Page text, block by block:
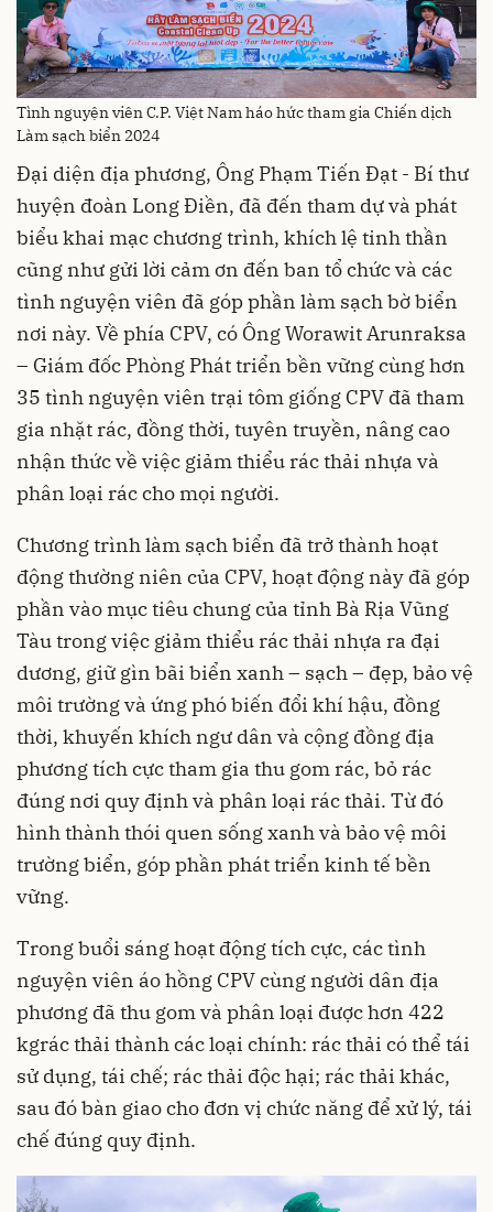
Tình nguyện viên C.P. Việt Nam háo hức tham gia Chiến dịch
Làm sạch biển 2024
Đại diện địa phương, Ông Phạm Tiến Đạt - Bí thư
huyện đoàn Long Điền, đã đến tham dự và phát
biểu khai mạc chương trình, khích lệ tinh thần
cũng như gửi lời cảm ơn đến ban tổ chức và các
tình nguyện viên đã góp phần làm sạch bờ biển
nơi này. Về phía CPV, có Ông Worawit Arunraksa
– Giám đốc Phòng Phát triển bền vững cùng hơn
35 tình nguyện viên trại tôm giống CPV đã tham
gia nhặt rác, đồng thời, tuyên truyền, nâng cao
nhận thức về việc giảm thiểu rác thải nhựa và
phân loại rác cho mọi người.
Chương trình làm sạch biển đã trở thành hoạt
động thường niên của CPV, hoạt động này đã góp
phần vào mục tiêu chung của tỉnh Bà Rịa Vũng
Tàu trong việc giảm thiểu rác thải nhựa ra đại
dương, giữ gìn bãi biển xanh – sạch – đẹp, bảo vệ
môi trường và ứng phó biến đổi khí hậu, đồng
thời, khuyến khích ngư dân và cộng đồng địa
phương tích cực tham gia thu gom rác, bỏ rác
đúng nơi quy định và phân loại rác thải. Từ đó
hình thành thói quen sống xanh và bảo vệ môi
trường biển, góp phần phát triển kinh tế bền
vững.
Trong buổi sáng hoạt động tích cực, các tình
nguyện viên áo hồng CPV cùng người dân địa
phương đã thu gom và phân loại được hơn 422
kgrác thải thành các loại chính: rác thải có thể tái
sử dụng, tái chế; rác thải độc hại; rác thải khác,
sau đó bàn giao cho đơn vị chức năng để xử lý, tái
chế đúng quy định.